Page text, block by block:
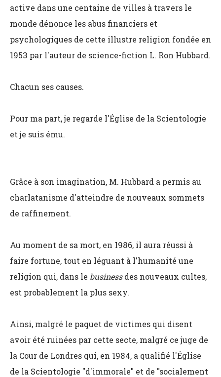
active dans une centaine de villes à travers le
monde dénonce les abus financiers et
psychologiques de cette illustre religion fondée en
1953 par l'auteur de science-fiction L. Ron Hubbard.
Chacun ses causes.
Pour ma part, je regarde l'Église de la Scientologie
et je suis ému.
Grâce à son imagination, M. Hubbard a permis au
charlatanisme d'atteindre de nouveaux sommets
de raffinement.
Au moment de sa mort, en 1986, il aura réussi à
faire fortune, tout en léguant à l'humanité une
religion qui, dans le businessdes nouveaux cultes,
est probablement la plus sexy.
Ainsi, malgré le paquet de victimes qui disent
avoir été ruinées par cette secte, malgré ce juge de
la Cour de Londres qui, en 1984, a qualifié l'Église
de la Scientologie "d'immorale" et de "socialement